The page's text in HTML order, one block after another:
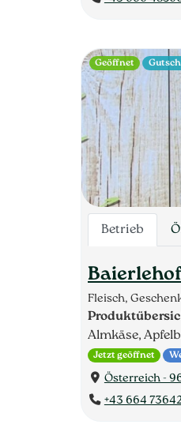
Betrieb
Fleisch,
Almkäse,
Jetzt geöffnet
Österreich -
+43 664
Geöffnet